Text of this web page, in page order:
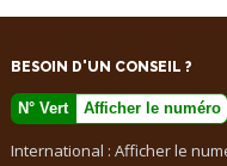
BESOIN D'UN CONSEIL ?
N° Vert Afficher le numéro
International : Afficher le